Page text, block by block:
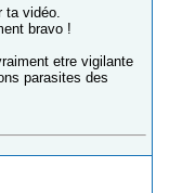
ta vidéo.
bravo !
etre vigilante
parasites des